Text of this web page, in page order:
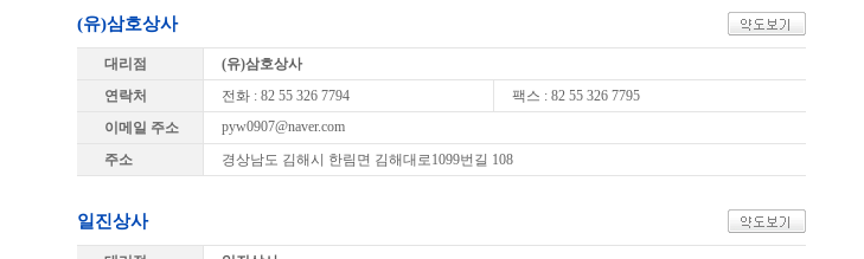
(유)삼호상사
대리점
(유)삼호상사
연락처
전화 : 82 55 326 7794
팩스 : 82 55 326 7795
이메일 주소
pyw0907@naver.com
주소
경상남도 김해시 한림면 김해대로1099번길 108
일진상사